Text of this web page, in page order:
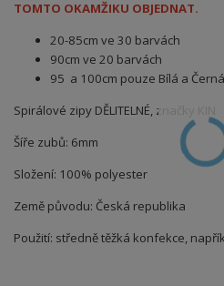
TOMTO OKAMŽIKU OBJEDNAT.
20-85cm ve 30 barvách
90cm ve 20 barvách
95 a 100cm pouze Bílá a
Spirálové zipy DĚLITELNÉ, značky KIN
Šíře zubů: 6mm
Složení: 100% polyester
Země původu: Česká republika
Použití: středně těžká konfekce,